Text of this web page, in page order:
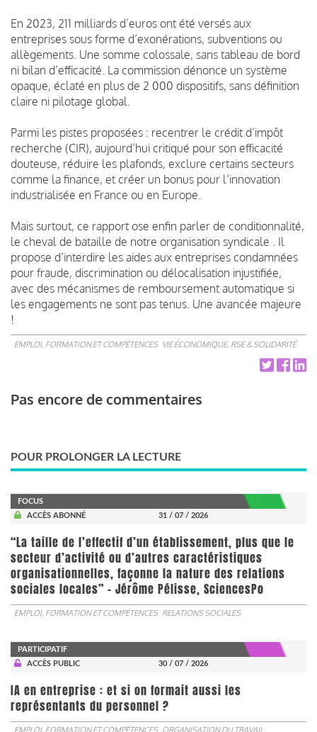
En 2023, 211 milliards d’euros ont été versés aux
entreprises sous forme d’exonérations, subventions ou
allègements. Une somme colossale, sans tableau de bord
ni bilan d’efficacité. La commission dénonce un système
opaque, éclaté en plus de 2 000 dispositifs, sans définition
claire ni pilotage global.
Parmi les pistes proposées : recentrer le crédit d’impôt
recherche (CIR), aujourd’hui critiqué pour son efficacité
douteuse, réduire les plafonds, exclure certains secteurs
comme la finance, et créer un bonus pour l’innovation
industrialisée en France ou en Europe.
Mais surtout, ce rapport ose enfin parler de conditionnalité,
le cheval de bataille de notre organisation syndicale . Il
propose d’interdire les aides aux entreprises condamnées
pour fraude, discrimination ou délocalisation injustifiée,
avec des mécanismes de remboursement automatique si
les engagements ne sont pas tenus. Une avancée majeure
!
EMPLOI, FORMATION ET COMPÉTENCES VIE ÉCONOMIQUE, RSE & SOLIDARITÉ
Pas encore de commentaires
POUR PROLONGER LA LECTURE
FOCUS
ACCÈS ABONNÉ
31 / 07 / 2026
“La taille de l’effectif d’un établissement, plus que le
secteur d’activité ou d’autres caractéristiques
organisationnelles, façonne la nature des relations
sociales locales” - Jérôme Pélisse, SciencesPo
EMPLOI, FORMATION ET COMPÉTENCES RELATIONS SOCIALES
PARTICIPATIF
ACCÈS PUBLIC
30 / 07 / 2026
IA en entreprise : et si on formait aussi les
représentants du personnel ?
EMPLOI, FORMATION ET COMPÉTENCES ORGANISATION DU TRAVAIL